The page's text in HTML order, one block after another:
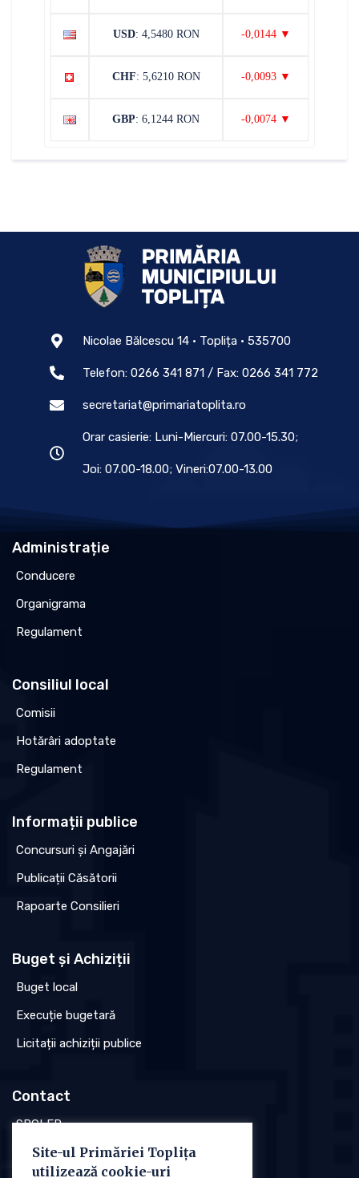
USD: 4,5480 RON -0,0144 ▼
CHF: 5,6210 RON -0,0093 ▼
GBP: 6,1244 RON -0,0074 ▼
Nicolae Bălcescu 14 • Toplița • 535700
Telefon: 0266 341 871 / Fax: 0266 341 772
secretariat@primariatoplita.ro
Orar casierie: Luni-Miercuri: 07.00-15.30;
Joi: 07.00-18.00; Vineri:07.00-13.00
Administrație
Conducere
Organigrama
Regulament
Consiliul local
Comisii
Hotărâri adoptate
Regulament
Informații publice
Concursuri și Angajări
Publicații Căsătorii
Rapoarte Consilieri
Buget și Achiziții
Buget local
Execuție bugetară
Licitații achiziții publice
Contact
SPCLEP
Stare civilă
Site-ul Primăriei Toplița
utilizează cookie-uri